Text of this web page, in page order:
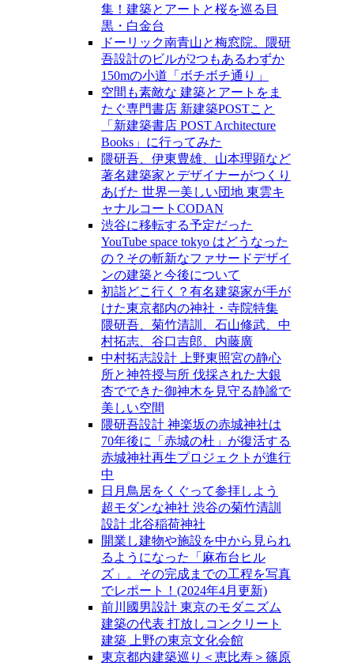
集！建築とアートと桜を巡る目
黒・白金台
ドーリック南青山と梅窓院。隈研
吾設計のビルが2つもあるわずか
150mの小道「ボチボチ通り」
空間も素敵な 建築とアートをま
たぐ専門書店 新建築POSTこと
「新建築書店 POST Architecture
Books」に行ってみた
隈研吾、伊東豊雄、山本理顕など
著名建築家とデザイナーがつくり
あげた 世界一美しい団地 東雲キ
ャナルコートCODAN
渋谷に移転する予定だった
YouTube space tokyo はどうなった
の？その斬新なファサードデザイ
ンの建築と今後について
初詣どこ行く？有名建築家が手が
けた東京都内の神社・寺院特集
隈研吾、菊竹清訓、石山修武、中
村拓志、谷口吉郎、内藤廣
中村拓志設計 上野東照宮の静心
所と神符授与所 伐採された大銀
杏でできた御神木を見守る静謐で
美しい空間
隈研吾設計 神楽坂の赤城神社は
70年後に「赤城の杜」が復活する
赤城神社再生プロジェクトが進行
中
日月鳥居をくぐって参拝しよう
超モダンな神社 渋谷の菊竹清訓
設計 北谷稲荷神社
開業し建物や施設を中から見られ
るようになった「麻布台ヒル
ズ」。その完成までの工程を写真
でレポート！(2024年4月更新)
前川國男設計 東京のモダニズム
建築の代表 打放しコンクリート
建築 上野の東京文化会館
東京都内建築巡り＜恵比寿＞篠原